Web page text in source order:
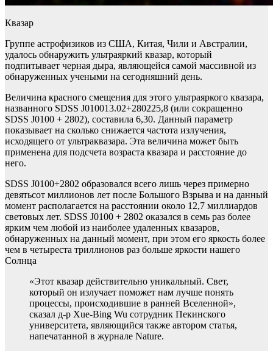
Квазар
Группе астрофизиков из США, Китая, Чили и Австралии,
удалось обнаружить ультраяркий квазар, который
подпитывает черная дыра, являющейся самой массивной из
обнаруженных учеными на сегодняшний день.
Величина красного смещения для этого ультраяркого квазара,
названного SDSS J010013.02+280225,8 (или сокращенно
SDSS J0100 + 2802), составила 6,30. Данный параметр
показывает на сколько снижается частота излучения,
исходящего от ультраквазара. Эта величина может быть
применена для подсчета возраста квазара и расстояние до
него.
SDSS J0100+2802 образовался всего лишь через примерно
девятьсот миллионов лет после Большого Взрыва и на данный
момент располагается на расстоянии около 12,7 миллиардов
световых лет. SDSS J0100 + 2802 оказался в семь раз более
ярким чем любой из наиболее удаленных квазаров,
обнаруженных на данный момент, при этом его яркость более
чем в четыреста триллионов раз больше яркости нашего
Солнца
«Этот квазар действительно уникальный. Свет,
который он излучает поможет нам лучше понять
процессы, происходившие в ранней Вселенной»,
сказал д-р Xue-Bing Wu сотрудник Пекинского
университета, являющийся также автором статья,
напечатанной в журнале Nature.